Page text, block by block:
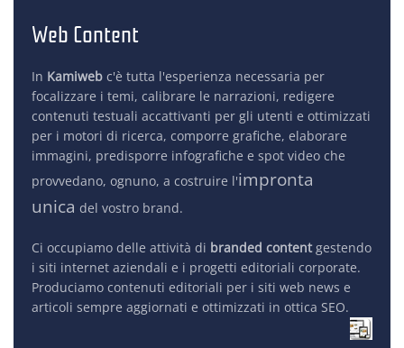
Web Content
In Kamiweb c'è tutta l'esperienza necessaria per
focalizzare i temi, calibrare le narrazioni, redigere
contenuti testuali accattivanti per gli utenti e ottimizzati
per i motori di ricerca, comporre grafiche, elaborare
immagini, predisporre infografiche e spot video che
provvedano, ognuno, a costruire l'impronta
unica del vostro brand.
Ci occupiamo delle attività di branded contentgestendo
i siti internet aziendali e i progetti editoriali corporate.
Produciamo contenuti editoriali per i siti web news e
articoli sempre aggiornati e ottimizzati in ottica SEO.